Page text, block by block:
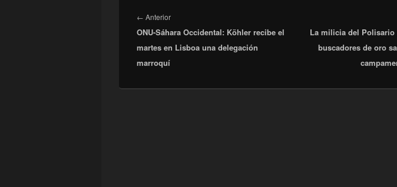
de
entradas
← AnteriorEntrada
anterior:
ONU-Sáhara Occidental: Köhler recibe el
martes en Lisboa una delegación
marroquí
La milicia del Polisario
buscadores de oro